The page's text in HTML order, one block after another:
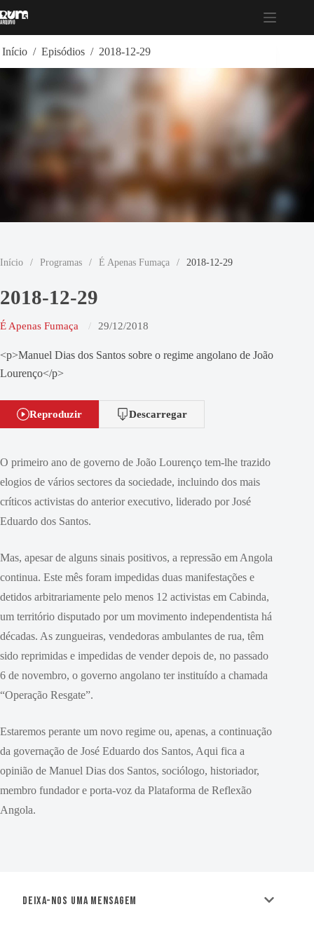
para
Início / Episódios / 2018-12-29
Início / Programas / É Apenas Fumaça / 2018-12-29
2018-12-29
É Apenas Fumaça 29/12/2018
<p>Manuel Dias dos Santos sobre o regime angolano de João
Lourenço</p>
Reproduzir Descarregar
O primeiro ano de governo de João Lourenço tem-lhe trazido
elogios de vários sectores da sociedade, incluindo dos mais
críticos activistas do anterior executivo, liderado por José
Eduardo dos Santos.
Mas, apesar de alguns sinais positivos, a repressão em Angola
continua. Este mês foram impedidas duas manifestações e
detidos arbitrariamente pelo menos 12 activistas em Cabinda,
um território disputado por um movimento independentista há
décadas. As zungueiras, vendedoras ambulantes de rua, têm
sido reprimidas e impedidas de vender depois de, no passado
6 de novembro, o governo angolano ter instituído a chamada
“Operação Resgate”.
Estaremos perante um novo regime ou, apenas, a continuação
da governação de José Eduardo dos Santos, Aqui fica a
opinião de Manuel Dias dos Santos, sociólogo, historiador,
membro fundador e porta-voz da Plataforma de Reflexão
Angola.
Deixa-nos uma mensagem